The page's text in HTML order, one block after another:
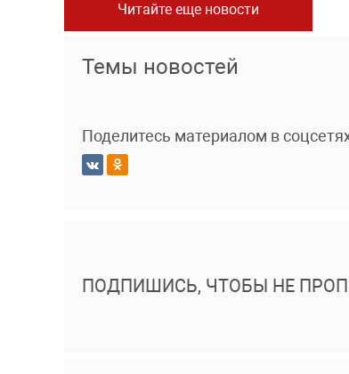
Читайте еще новости
Темы новостей
Поделитесь материалом в
ПОДПИШИСЬ, ЧТОБЫ НЕ